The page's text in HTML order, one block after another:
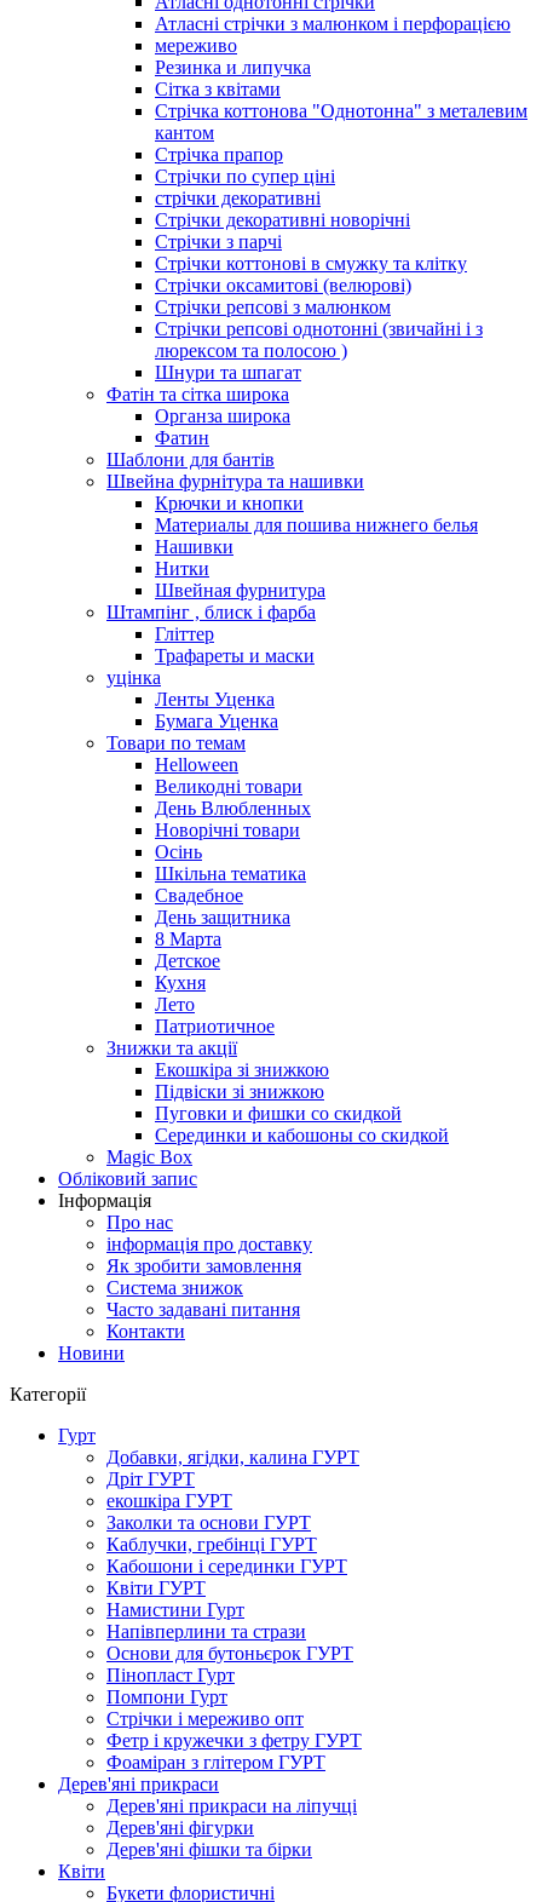
Атласні стрічки з малюнком і перфорацією
мереживо
Резинка и липучка
Сітка з квітами
Стрічка коттонова "Однотонна" з металевим
кантом
Стрічка прапор
Стрічки по супер ціні
стрічки декоративні
Стрічки декоративні новорічні
Стрічки з парчі
Стрічки коттонові в смужку та клітку
Стрічки оксамитові (велюрові)
Стрічки репсові з малюнком
Стрічки репсові однотонні (звичайні і з
люрексом та полосою )
Шнури та шпагат
Фатін та сітка широка
Органза широка
Фатин
Шаблони для бантів
Швейна фурнітура та нашивки
Крючки и кнопки
Материалы для пошива нижнего белья
Нашивки
Нитки
Швейная фурнитура
Штампінг , блиск і фарба
Гліттер
Трафареты и маски
уцінка
Ленты Уценка
Бумага Уценка
Товари по темам
Helloween
Великодні товари
День Влюбленных
Новорічні товари
Осінь
Шкільна тематика
Свадебное
День защитника
8 Марта
Детское
Кухня
Лето
Патриотичное
Знижки та акції
Екошкіра зі знижкою
Підвіски зі знижкою
Пуговки и фишки со скидкой
Серединки и кабошоны со скидкой
Magic Box
Обліковий запис
Інформація
Про нас
інформація про доставку
Як зробити замовлення
Система знижок
Часто задавані питання
Контакти
Новини
Категорії
Гурт
Добавки, ягідки, калина ГУРТ
Дріт ГУРТ
екошкіра ГУРТ
Заколки та основи ГУРТ
Каблучки, гребінці ГУРТ
Кабошони і серединки ГУРТ
Квіти ГУРТ
Намистини Гурт
Напівперлини та стрази
Основи для бутоньєрок ГУРТ
Пінопласт Гурт
Помпони Гурт
Стрічки і мереживо опт
Фетр і кружечки з фетру ГУРТ
Фоаміран з глітером ГУРТ
Дерев'яні прикраси
Дерев'яні прикраси на ліпучці
Дерев'яні фігурки
Дерев'яні фішки та бірки
Квіти
Букети флористичні